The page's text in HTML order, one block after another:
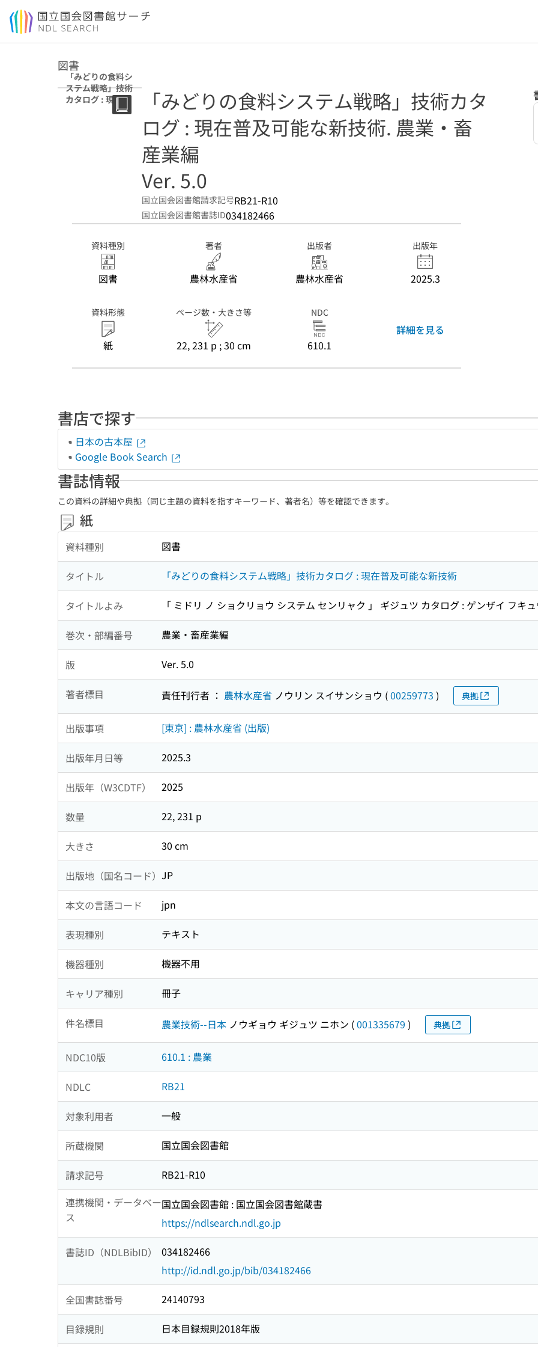
本文へ移動
図書
「みどりの食料シ
ステム戦略」技術
カタログ : 現在普
及可能な新技術
「みどりの食料システム戦略」技術カタ
ログ : 現在普及可能な新技術. 農業・畜
産業編
Ver. 5.0
国立国会図書館請求記号RB21-R10
国立国会図書館書誌ID034182466
資料種別
図書
著者
農林水産省
出版者
農林水産省
出版年
2025.3
資料形態
紙
ページ数・大きさ等
22, 231 p ; 30 cm
NDC
610.1
詳細を見る
書店で探す
日本の古本屋
Google Book Search
書誌情報
この資料の詳細や典拠（同じ主題の資料を指すキーワード、著者名）等を確認できます。
紙
資料種別 図書
タイトル 「みどりの食料システム戦略」技術カタログ : 現在普及可能な新技術
タイトルよみ 「 ミドリ ノ ショクリョウ システム センリャク 」 ギジュツ カタログ : ゲンザイ フキ
巻次・部編番号 農業・畜産業編
版 Ver. 5.0
著者標目 責任刊行者 ： 農林水産省 ノウリン スイサンショウ (00259773 ) 典拠
出版事項 [東京] : 農林水産省 (出版)
出版年月日等 2025.3
出版年（W3CDTF） 2025
数量 22, 231 p
大きさ 30 cm
出版地（国名コード） JP
本文の言語コード jpn
表現種別 テキスト
機器種別 機器不用
キャリア種別 冊子
件名標目 農業技術--日本 ノウギョウ ギジュツ ニホン (001335679 ) 典拠
NDC10版 610.1 : 農業
NDLC RB21
対象利用者 一般
所蔵機関 国立国会図書館
請求記号
RB21-R10
連携機関・データベー
ス
国立国会図書館 : 国立国会図書館蔵書
https://ndlsearch.ndl.go.jp
書誌ID（NDLBibID）
034182466
http://id.ndl.go.jp/bib/034182466
全国書誌番号 24140793
目録規則 日本目録規則2018年版